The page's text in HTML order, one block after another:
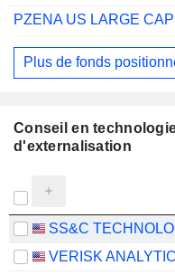
Plus de fonds
Conseil en
d'externalisation
VERISK